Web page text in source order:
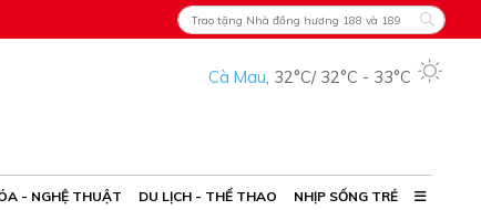
Cà Mau, 32°C/ 32°C - 33°C
- NGHỆ THUẬT DU LỊCH - THỂ THAO NHỊP SỐNG TRẺ